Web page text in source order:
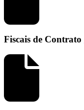
Fiscais de Contrato